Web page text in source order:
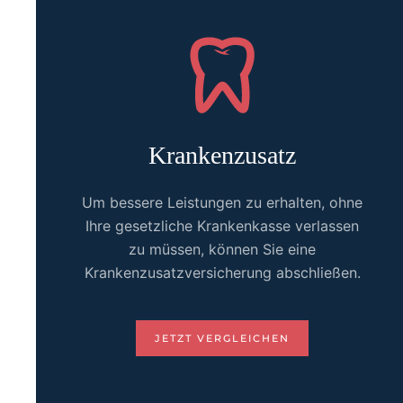
Krankenzusatz
Um bessere Leistungen zu erhalten, ohne
Ihre gesetzliche Krankenkasse verlassen
zu müssen, können Sie eine
Krankenzusatzversicherung abschließen.
JETZT VERGLEICHEN